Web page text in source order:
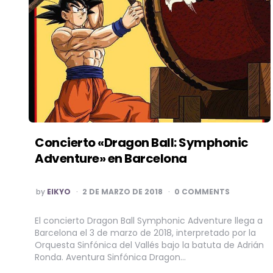
Concierto «Dragon Ball: Symphonic
Adventure» en Barcelona
POSTED
BY
by EIKYO 2 DE MARZO DE 2018 0 COMMENTS
El concierto Dragon Ball Symphonic Adventure llega a
Barcelona el 3 de marzo de 2018, interpretado por la
Orquesta Sinfónica del Vallés bajo la batuta de Adrián
Ronda. Aventura Sinfónica Dragon…